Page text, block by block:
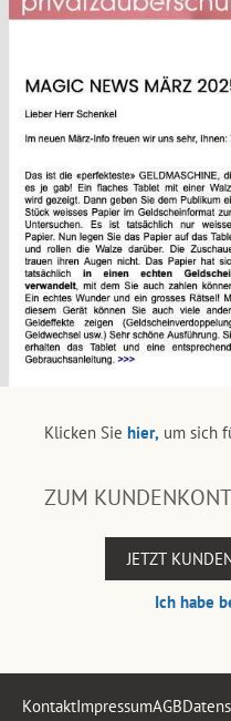
Klicken Sie hier, um sich
ZUM
JETZT
Ich habe
KontaktImpressumAGB